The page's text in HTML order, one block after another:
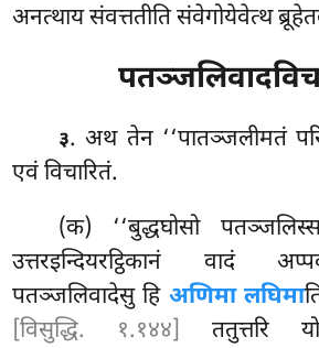
अनत्थाय संवत्ततीति संवेगोयेवेत्थ
३. अथ तेन ‘‘पातञ्जलीमतं
एवं विचारितं.
(क) ‘‘बुद्धघोसो
उत्तरइन्दियरट्ठिकानं वादं
पतञ्जलिवादेसु हि अणिमा लघिमा
[विसुद्धि. १.१४४]
ततुत्तरि